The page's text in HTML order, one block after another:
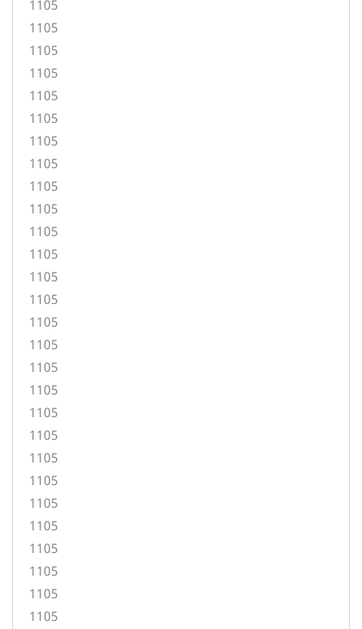
1105
1105
1105
1105
1105
1105
1105
1105
1105
1105
1105
1105
1105
1105
1105
1105
1105
1105
1105
1105
1105
1105
1105
1105
1105
1105
1105
1105